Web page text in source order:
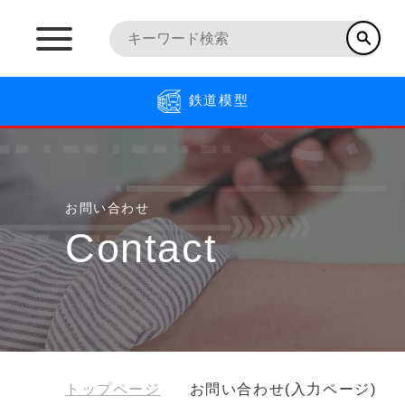
鉄道模型
お問い合わせ
Contact
トップページ お問い合わせ(入力ページ)